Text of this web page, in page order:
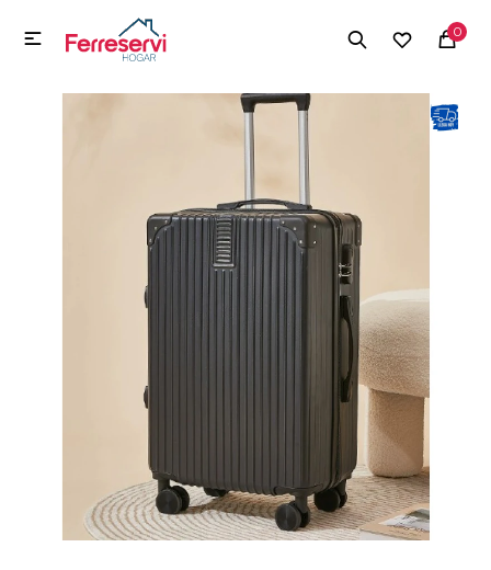
0

MI CUENTA
Menú Herramientas y Construcción Electrodomésticos
Herramientas y Construcción
Electrodomésticos
Camping